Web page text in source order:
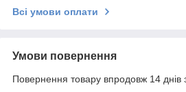
Всі умови оплати
Умови повернення
Повернення товару впродовж 14 днів